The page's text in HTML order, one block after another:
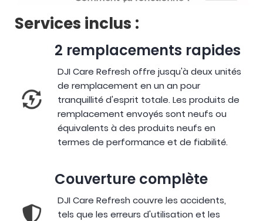
Services inclus :
2 remplacements rapides
DJI Care Refresh offre jusqu'à deux unités
de remplacement en un an pour
tranquillité d'esprit totale. Les produits de
remplacement envoyés sont neufs ou
équivalents à des produits neufs en
termes de performance et de fiabilité.
Couverture complète
DJI Care Refresh couvre les accidents,
tels que les erreurs d'utilisation et les